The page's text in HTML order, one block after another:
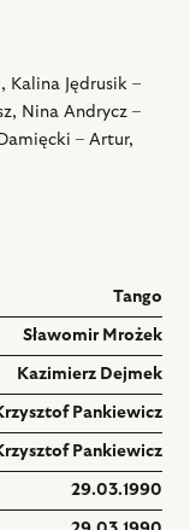
Kalina Jędrusik –
Nina Andrycz –
– Artur,
Tango
Sławomir Mrożek
Kazimierz Dejmek
Pankiewicz
Pankiewicz
29.03.1990